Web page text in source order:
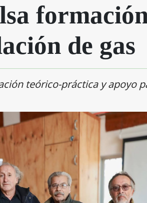
de gas
teórico-práctica y apoyo